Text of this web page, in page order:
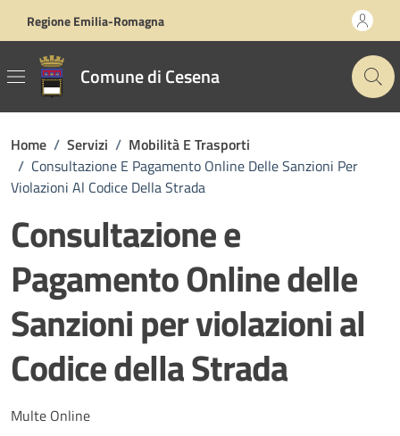
Regione Emilia-Romagna
Comune di Cesena
Home / Servizi / Mobilità E Trasporti
/ Consultazione E Pagamento Online Delle Sanzioni Per
Violazioni Al Codice Della Strada
Consultazione e
Pagamento Online delle
Sanzioni per violazioni al
Codice della Strada
Multe Online